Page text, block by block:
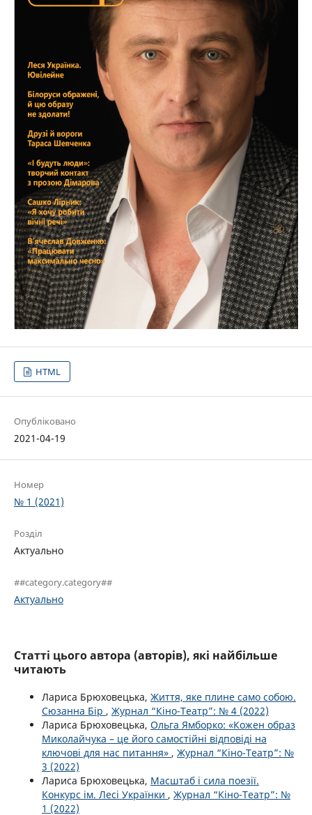
HTML
Опубліковано
2021-04-19
Номер
№ 1 (2021)
Розділ
Актуально
##category.category##
Актуально
Статті цього автора (авторів), які найбільше
читають
Лариса Брюховецька, Життя, яке плине само собою.
Сюзанна Бір , Журнал “Кіно-Театр”: № 4 (2022)
Лариса Брюховецька, Ольга Ямборко: «Кожен образ
Миколайчука – це його самостійні відповіді на
ключові для нас питання» , Журнал “Кіно-Театр”: №
3 (2022)
Лариса Брюховецька, Масштаб і сила поезії.
Конкурс ім. Лесі Українки , Журнал “Кіно-Театр”: №
1 (2022)